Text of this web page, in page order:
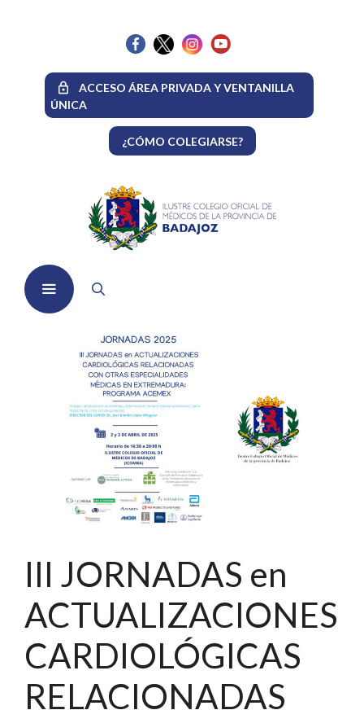
ACCESO ÁREA PRIVADA Y VENTANILLA
ÚNICA
¿CÓMO COLEGIARSE?
III JORNADAS en
ACTUALIZACIONES
CARDIOLÓGICAS
RELACIONADAS